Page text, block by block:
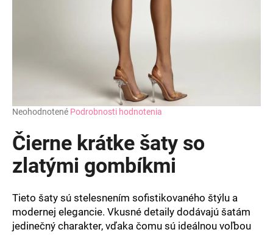
Priemerné
produktu
je
z
hviezdičiek.
Neohodnotené Podrobnosti hodnotenia
Čierne krátke šaty so
zlatými gombíkmi
Tieto šaty sú stelesnením sofistikovaného štýlu a
modernej elegancie. Vkusné detaily dodávajú šatám
jedinečný charakter, vďaka čomu sú ideálnou voľbou